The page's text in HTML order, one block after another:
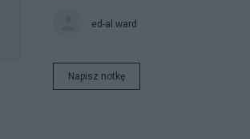
ed-al.ward
Napisz notkę